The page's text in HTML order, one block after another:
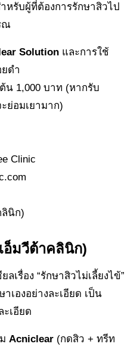
หรับผู้ที่ต้องการรักษาสิวไป
ณ
Solution และการใช้
ยดำ
น 1,000 บาท (หากรับ
ย่อมเยามาก)
Clinic
อ็มวีต้าคลินิก)
ลเรื่อง “รักษาสิวไม่เลี้ยงไข้”
เองอย่างละเอียด เป็น
เอียด
Acniclear (กดสิว + ทรีท